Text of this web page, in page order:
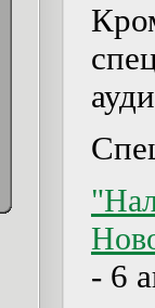
- 6